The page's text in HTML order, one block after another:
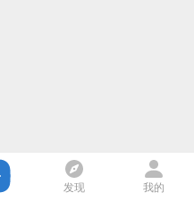
发现 我的